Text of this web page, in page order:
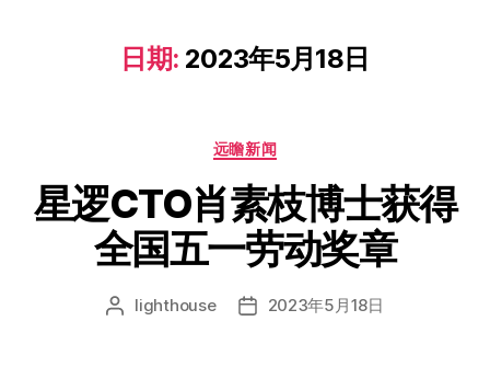
日期: 2023年5月18日
远瞻新闻
星逻CTO肖素枝博士获得
全国五一劳动奖章
lighthouse 2023年5月18日